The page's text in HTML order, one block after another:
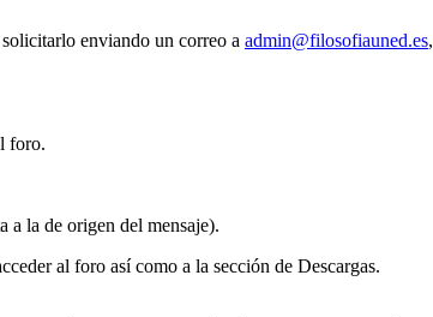
enviando un correo a admin@filosofiauned.es,
foro.
a la de origen del mensaje).
al foro así como a la sección de Descargas.